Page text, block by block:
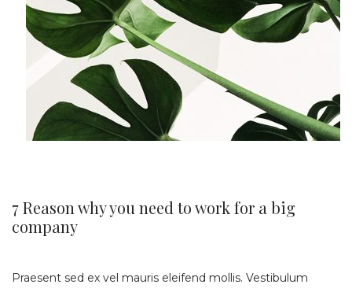
7 Reason why you need to work for a big
company
Praesent sed ex vel mauris eleifend mollis. Vestibulum